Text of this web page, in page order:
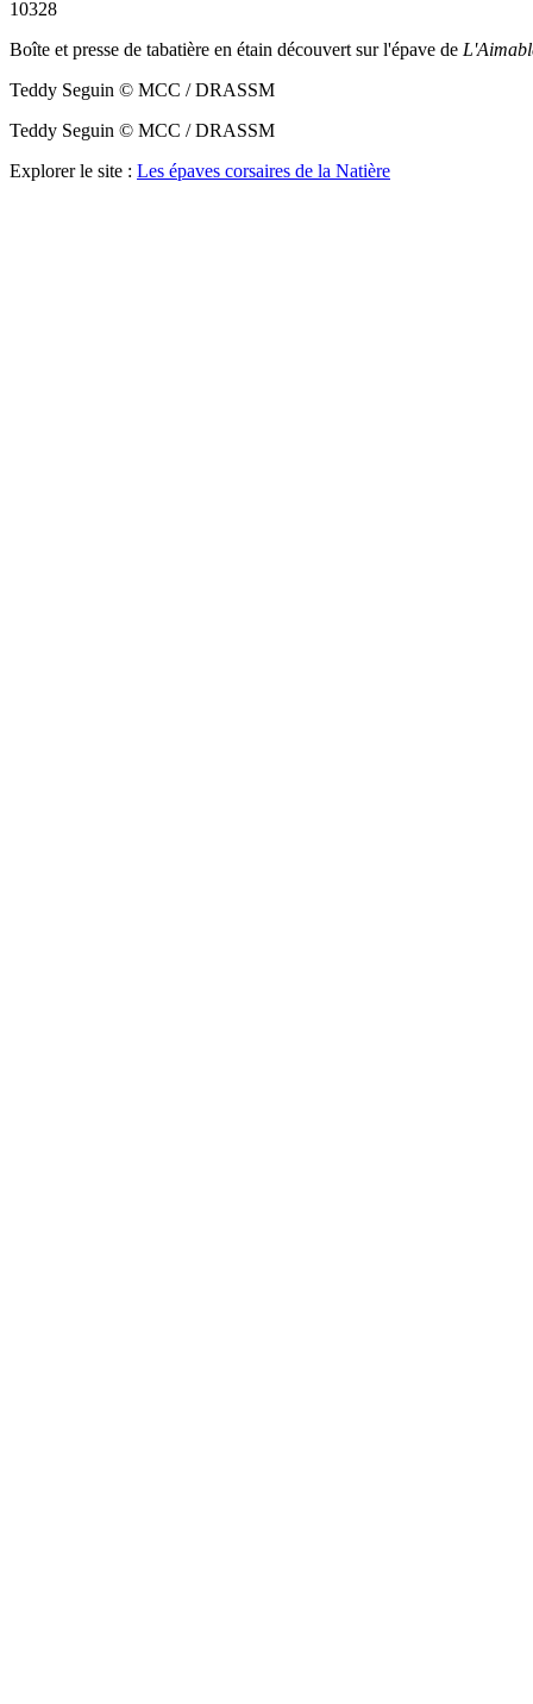
10328
Boîte et presse de tabatière en étain découvert sur l'épave de
Teddy Seguin © MCC / DRASSM
Teddy Seguin © MCC / DRASSM
Explorer le site : Les épaves corsaires de la Natière